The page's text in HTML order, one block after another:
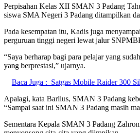
Perpisahan Kelas XII SMAN 3 Padang
siswa SMA Negeri 3 Padang ditampilkan
Pada kesempatan itu, Kadis juga
perguruan tinggi negeri lewat jalur
“Saya berharap bagi para pelajar yang
yang berprestasi,” ujarnya.
Baca Juga : Satgas Mobile Raider 300
Apalagi, kata Barlius, SMAN 3 Padang
“Sampai saat ini SMAN 3 Padang masih
Sementara Kepala SMAN 3 Padang